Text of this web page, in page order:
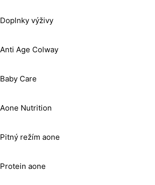
Doplnky výživy
Anti Age Colway
Baby Care
Aone Nutrition
Pitný režím aone
Protein aone